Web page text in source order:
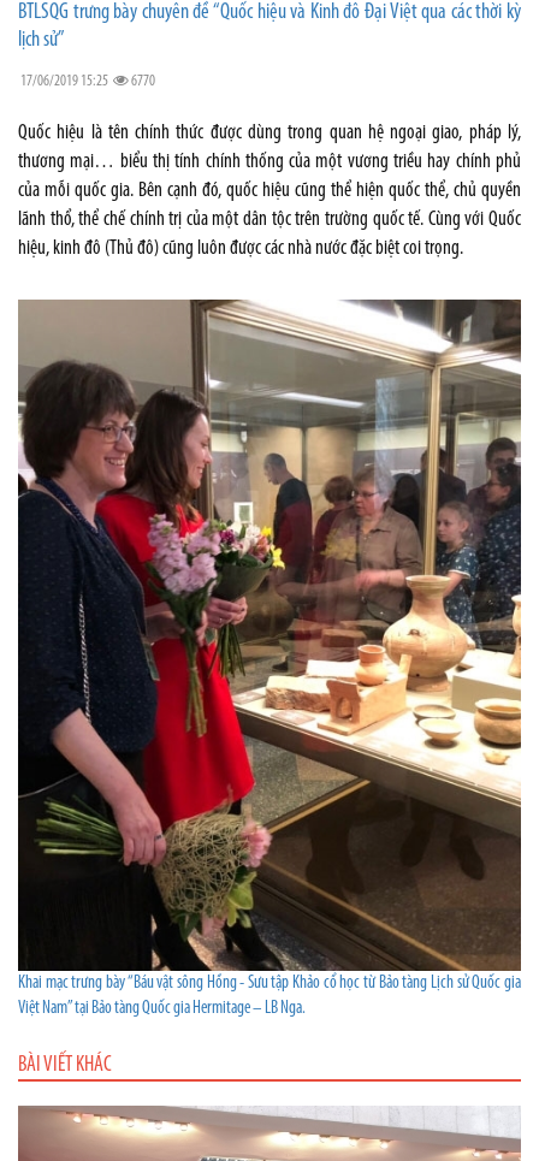
BTLSQG trưng bày chuyên đề “Quốc hiệu và Kinh đô Đại Việt qua các thời kỳ
lịch sử”
17/06/2019 15:25 6770
Quốc hiệu là tên chính thức được dùng trong quan hệ ngoại giao, pháp lý,
thương mại… biểu thị tính chính thống của một vương triều hay chính phủ
của mỗi quốc gia. Bên cạnh đó, quốc hiệu cũng thể hiện quốc thể, chủ quyền
lãnh thổ, thể chế chính trị của một dân tộc trên trường quốc tế. Cùng với Quốc
hiệu, kinh đô (Thủ đô) cũng luôn được các nhà nước đặc biệt coi trọng.
Khai mạc trưng bày “Báu vật sông Hồng - Sưu tập Khảo cổ học từ Bảo tàng Lịch sử Quốc gia
Việt Nam” tại Bảo tàng Quốc gia Hermitage – LB Nga.
BÀI VIẾT KHÁC